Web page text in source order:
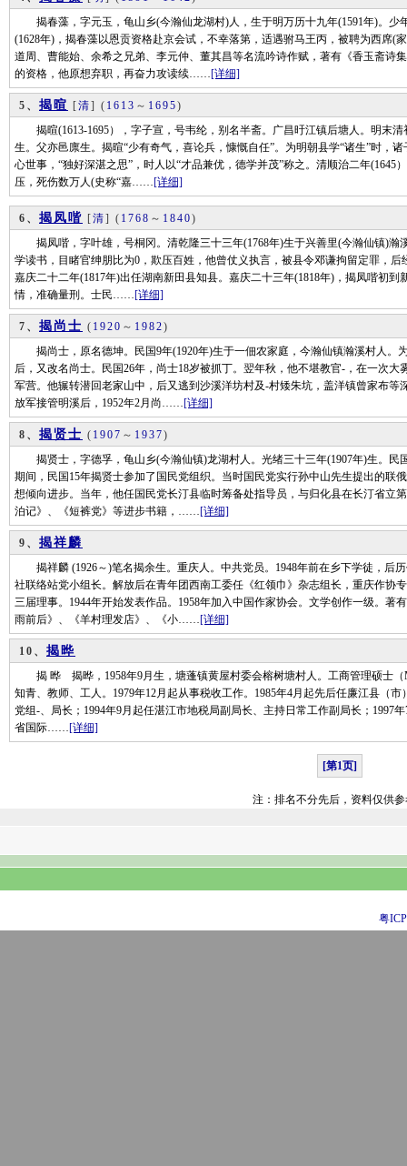
揭春藻，字元玉，龟山乡(今瀚仙龙湖村)人，生于明万历十九年(1591年)。少
(1628年)，揭春藻以恩贡资格赴京会试，不幸落第，适遇驸马王丙，被聘为西席(
道周、曹能始、余希之兄弟、李元仲、董其昌等名流吟诗作赋，著有《香玉斋诗
的资格，他原想弃职，再奋力攻读续……[详细]
5、 揭暄 [清] ( 1613 ～ 1695)
揭暄(1613-1695），字子宣，号韦纶，别名半斋。广昌旴江镇后塘人。明末
生。父亦邑廪生。揭暄“少有奇气，喜论兵，慷慨自任”。为明朝县学“诸生”时，
心世事，“独好深湛之思”，时人以“才品兼优，德学并茂”称之。清顺治二年
压，死伤数万人(史称“嘉……[详细]
6、 揭凤喈 [清] ( 1768 ～ 1840)
揭凤喈，字叶雄，号桐冈。清乾隆三十三年(1768年)生于兴善里(今瀚仙镇)瀚
学读书，目睹官绅朋比为0，欺压百姓，他曾仗义执言，被县令邓谦拘留定罪，
嘉庆二十二年(1817年)出任湖南新田县知县。嘉庆二十三年(1818年)，揭凤喈初
情，准确量刑。士民……[详细]
7、 揭尚士 ( 1920 ～ 1982)
揭尚士，原名德坤。民国9年(1920年)生于一佃农家庭，今瀚仙镇瀚溪村人。
后，又改名尚士。民国26年，尚士18岁被抓丁。翌年秋，他不堪教官-，在一次
军营。他辗转潜回老家山中，后又逃到沙溪洋坊村及-村矮朱坑，盖洋镇曾家布
放军接管明溪后，1952年2月尚……[详细]
8、 揭贤士 ( 1907 ～ 1937)
揭贤士，字德孚，龟山乡(今瀚仙镇)龙湖村人。光绪三十三年(1907年)生。民
期间，民国15年揭贤士参加了国民党组织。当时国民党实行孙中山先生提出的联
想倾向进步。当年，他任国民党长汀县临时筹备处指导员，与归化县在长汀省立
泊记》、《短裤党》等进步书籍，……[详细]
9、 揭祥麟
揭祥麟 (1926～)笔名揭余生。重庆人。中共党员。1948年前在乡下学徒，后
社联络站党小组长。解放后在青年团西南工委任《红领巾》杂志组长，重庆作协
三届理事。1944年开始发表作品。1958年加入中国作家协会。文学创作一级。著
雨前后》、《羊村理发店》、《小……[详细]
10、 揭晔
揭 晔 揭晔，1958年9月生，塘蓬镇黄屋村委会榕树塘村人。工商管理硕士
知青、教师、工人。1979年12月起从事税收工作。1985年4月起先后任廉江县（
党组-、局长；1994年9月起任湛江市地税局副局长、主持日常工作副局长；1997
省国际……[详细]
[第1页]
注：排名不分先后，资料仅供
粤